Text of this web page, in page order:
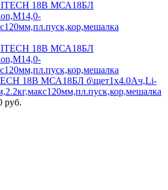
18В МСА18БЛ б\щет1х4.0Ач,Li-
руб.